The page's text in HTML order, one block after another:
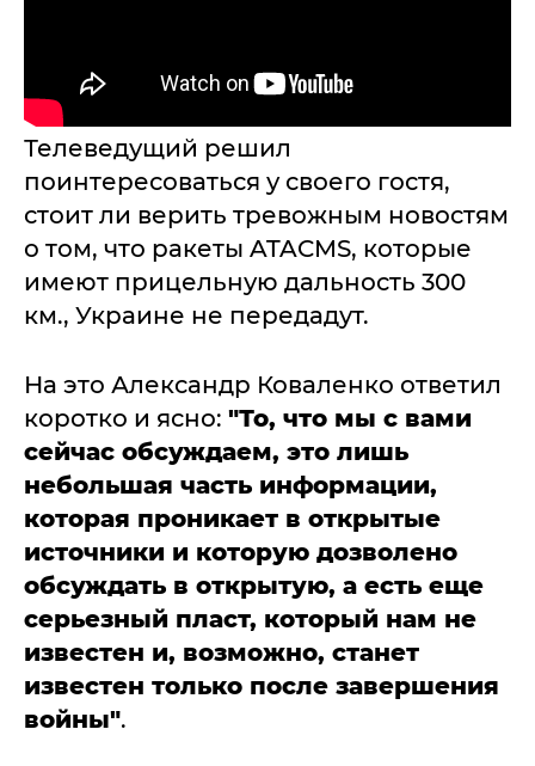
Телеведущий решил
поинтересоваться у своего гостя,
стоит ли верить тревожным новостям
о том, что ракеты ATACMS, которые
имеют прицельную дальность 300
км., Украине не передадут.
На это Александр Коваленко ответил
коротко и ясно: "То, что мы с вами
сейчас обсуждаем, это лишь
небольшая часть информации,
которая проникает в открытые
источники и которую дозволено
обсуждать в открытую, а есть еще
серьезный пласт, который нам не
известен и, возможно, станет
известен только после завершения
войны".